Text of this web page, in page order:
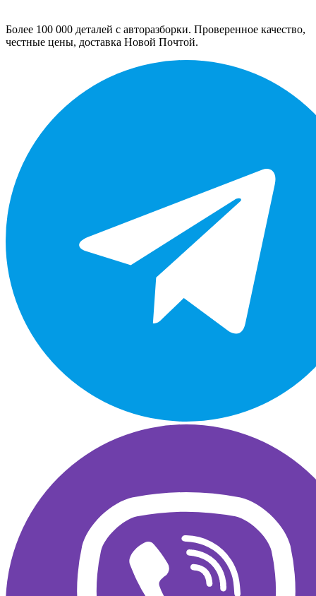
Более 100 000 деталей с авторазборки. Проверенное качество,
честные цены, доставка Новой Почтой.